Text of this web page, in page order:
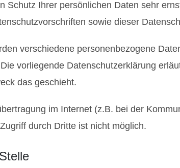
Schutz Ihrer persönlichen Daten sehr
sowie dieser
verschiedene personenbezogene
vorliegende Datenschutzerklärung
das geschieht.
im Internet (z.B. bei der
durch Dritte ist nicht möglich.